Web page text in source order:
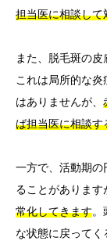
担当医に相談して
また、脱毛斑の皮
これは局所的な
はありませんが、
ば担当医に相談す
一方で、活動期の
ることがあります
常化してきます。
な状態に戻ってく